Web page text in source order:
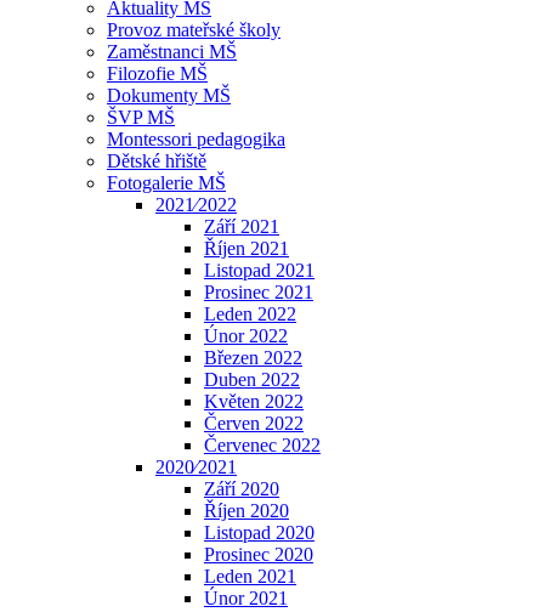
Aktuality MŠ
Provoz mateřské školy
Zaměstnanci MŠ
Filozofie MŠ
Dokumenty MŠ
ŠVP MŠ
Montessori pedagogika
Dětské hřiště
Fotogalerie MŠ
2021⁄2022
Září 2021
Říjen 2021
Listopad 2021
Prosinec 2021
Leden 2022
Únor 2022
Březen 2022
Duben 2022
Květen 2022
Červen 2022
Červenec 2022
2020⁄2021
Září 2020
Říjen 2020
Listopad 2020
Prosinec 2020
Leden 2021
Únor 2021